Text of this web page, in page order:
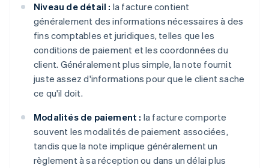
Niveau de détail : la facture contient
généralement des informations nécessaires à des
fins comptables et juridiques, telles que les
conditions de paiement et les coordonnées du
client. Généralement plus simple, la note fournit
juste assez d'informations pour que le client sache
ce qu'il doit.
Modalités de paiement : la facture comporte
souvent les modalités de paiement associées,
tandis que la note implique généralement un
règlement à sa réception ou dans un délai plus